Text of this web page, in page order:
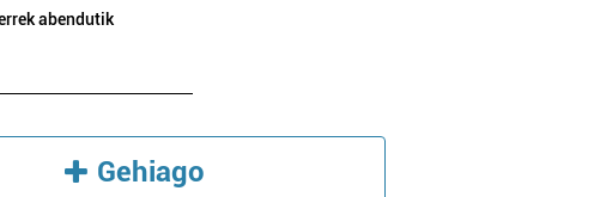
abendutik
Gehiago